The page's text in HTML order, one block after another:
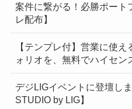
案件に繋がる！必勝ポート
レ配布】
【テンプレ付】営業に使
ォリオを、無料でハイセン
デジLIGイベントに登壇し
STUDIO by LIG】